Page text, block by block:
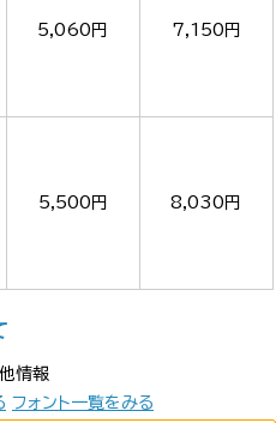
5,060円 7,150円
5,500円 8,030円
情報
フォント一覧をみる